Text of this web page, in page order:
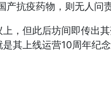
抗疫药物，则无人问责
，但此后坊间即传出
其上线运营10周年纪念